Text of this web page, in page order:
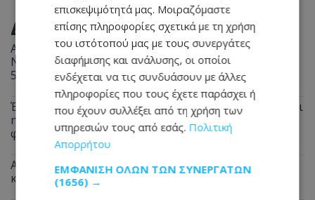
ΔΙΑΒΑΣΤΕ ΕΠΙΣΗΣ
Απόπειρα φόνου: Άγρια επίθεση με μαχαίρι - Στο
Νοσοκομείο δύο άτομα, πέρασαν χειροπέδες σε
51χρονο
Έφυγε από τη ζωή ο 58χρονος Μιχάλης - Πότε θα γίνει
η κηδεία και η παράκληση της οικογένειάς - Δείτε
φωτογραφία του
Αναστάτωση στη Λευκωσία: Μπλόκαρε την είσοδο
και… έφυγε «κυρία» - Δείτε φωτογραφία
επισκεψιμότητά μας. Μοιραζόμαστε
επίσης πληροφορίες σχετικά με τη χρήση
του ιστότοπού μας με τους συνεργάτες
διαφήμισης και ανάλυσης, οι οποίοι
ενδέχεται να τις συνδυάσουν με άλλες
πληροφορίες που τους έχετε παράσχει ή
που έχουν συλλέξει από τη χρήση των
υπηρεσιών τους από εσάς. Πολιτική
Απορρήτου
ΕΜΦΆΝΙΣΗ ΌΛΩΝ ΤΩΝ ΣΥΝΕΡΓΑΤΏΝ
(1656) →